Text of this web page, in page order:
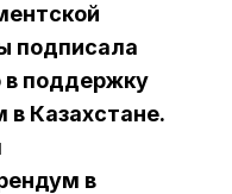
подписала
поддержку
Казахстане.
в